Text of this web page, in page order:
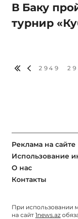
В Баку
турнир
2949
Реклама на сайте
Использование
О нас
Контакты
При использовании
на сайт 1news.az